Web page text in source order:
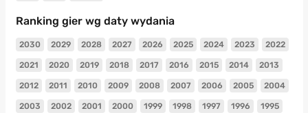
Ranking gier wg daty wydania
2030 2029 2028 2027 2026 2025 2024 2023 2022
2021 2020 2019 2018 2017 2016 2015 2014 2013
2012 2011 2010 2009 2008 2007 2006 2005 2004
2003 2002 2001 2000 1999 1998 1997 1996 1995